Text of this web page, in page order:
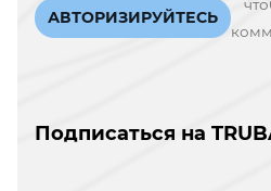
АВТОРИЗИРУЙТЕСЬ
Подписаться на